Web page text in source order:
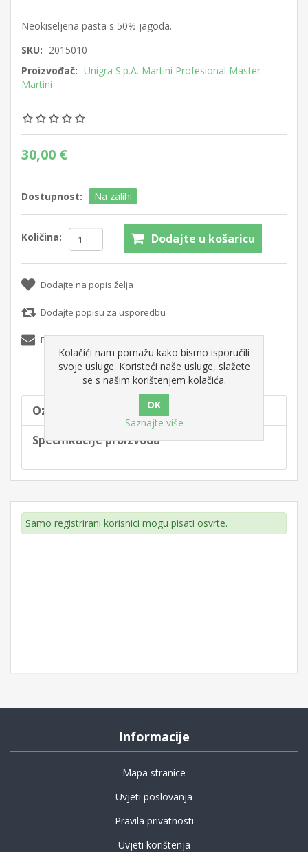
Neokiseljena pasta s 50% jagoda.
SKU: 2015010
Proizvođač: Unigra S.p.A. Martini Profesional Master
Martini
30,00 €
Dostupnost: Na zalihi
Količina: Dodajte u košaricu
Dodajte na popis želja
Dodajte popisu za usporedbu
Pošaljite e-mail prijatelju
Oznake proizvoda
Specifikacije proizvoda
Samo registrirani korisnici mogu pisati osvrte.
Informacije
Mapa stranice
Uvjeti poslovanja
Pravila privatnosti
Uvjeti korištenja
Kolačići nam pomažu kako bismo isporučili
svoje usluge. Koristeći naše usluge, slažete
se s našim korištenjem kolačića.
Saznajte više